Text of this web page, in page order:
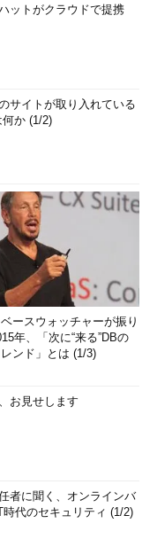
ットがクラウドで提携
サイトが取り入れている
何か (1/2)
ースウォッチャーが振り
年、「次に“来る”DBの
ンド」とは (1/3)
お見せします
者に聞く、オンラインバ
代のセキュリティ (1/2)